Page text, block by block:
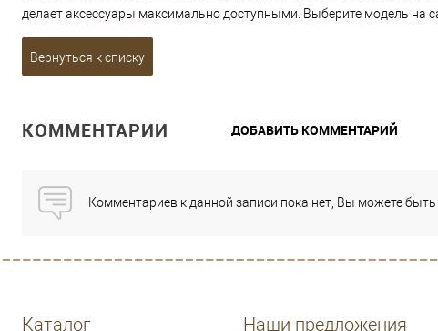
делает аксессуары максимально доступными. Выберите модель на
Вернуться к списку
КОММЕНТАРИИ ДОБАВИТЬ КОММЕНТАРИЙ
Комментариев к данной записи пока нет, Вы можете
Каталог Наши предложения